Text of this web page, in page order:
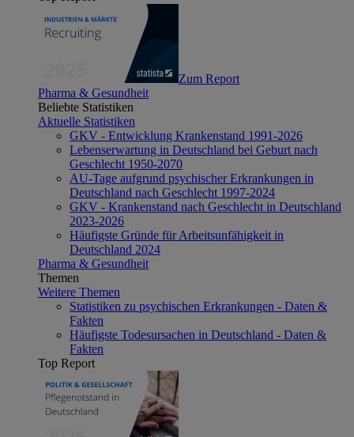
Zum Report
Pharma & Gesundheit
Beliebte Statistiken
Aktuelle Statistiken
GKV - Entwicklung Krankenstand 1991-2026
Lebenserwartung in Deutschland bei Geburt nach
Geschlecht 1950-2070
AU-Tage aufgrund psychischer Erkrankungen in
Deutschland nach Geschlecht 1997-2024
GKV - Krankenstand nach Geschlecht in Deutschland
2023-2026
Häufigste Gründe für Arbeitsunfähigkeit in
Deutschland 2024
Pharma & Gesundheit
Themen
Weitere Themen
Statistiken zu psychischen Erkrankungen - Daten &
Fakten
Häufigste Todesursachen in Deutschland - Daten &
Fakten
Top Report